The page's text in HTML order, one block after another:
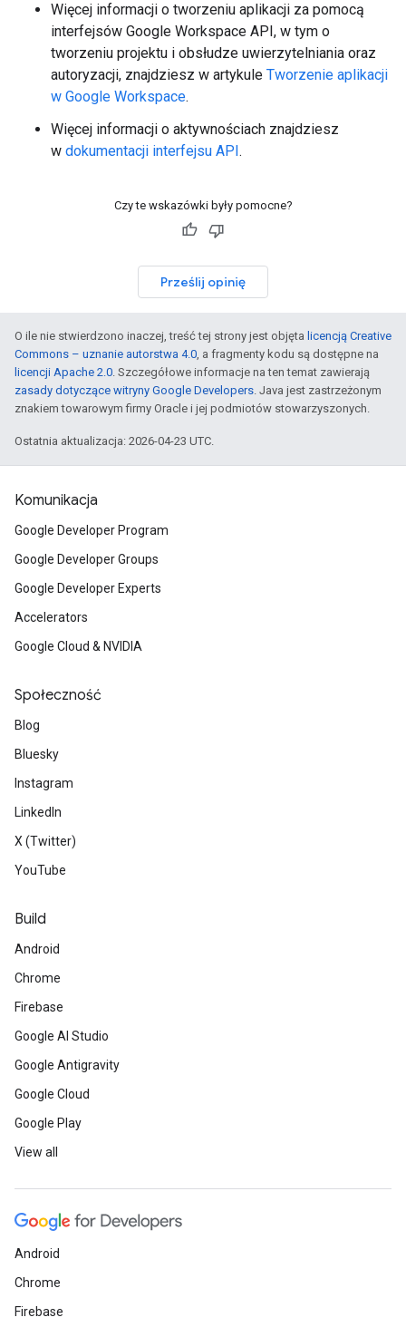
Więcej informacji o tworzeniu aplikacji za pomocą
interfejsów Google Workspace API, w tym o
tworzeniu projektu i obsłudze uwierzytelniania oraz
autoryzacji, znajdziesz w artykule Tworzenie aplikacji
w Google Workspace.
Więcej informacji o aktywnościach znajdziesz
w dokumentacji interfejsu API.
Czy te wskazówki były pomocne?
Prześlij opinię
O ile nie stwierdzono inaczej, treść tej strony jest objęta licencją Creative
Commons – uznanie autorstwa 4.0, a fragmenty kodu są dostępne na
licencji Apache 2.0. Szczegółowe informacje na ten temat zawierają
zasady dotyczące witryny Google Developers. Java jest zastrzeżonym
znakiem towarowym firmy Oracle i jej podmiotów stowarzyszonych.
Ostatnia aktualizacja: 2026-04-23 UTC.
Komunikacja
Google Developer Program
Google Developer Groups
Google Developer Experts
Accelerators
Google Cloud & NVIDIA
Społeczność
Blog
Bluesky
Instagram
LinkedIn
X (Twitter)
YouTube
Build
Android
Chrome
Firebase
Google AI Studio
Google Antigravity
Google Cloud
Google Play
View all
Android
Chrome
Firebase